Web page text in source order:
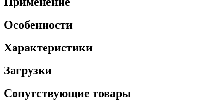
Особенности
Характеристики
Загрузки
Сопутствующие товары